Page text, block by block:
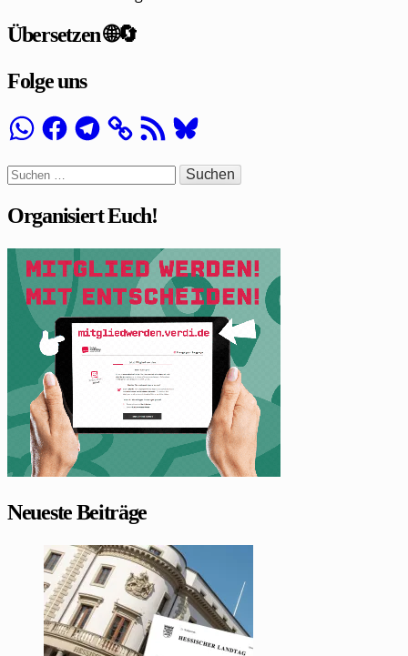
Übersetzen 🌐🔄
Folge uns
WhatsApp
FacebookTelegram RSS-
Feed
Bluesky
Suchen
nach:
Organisiert Euch!
Neueste Beiträge